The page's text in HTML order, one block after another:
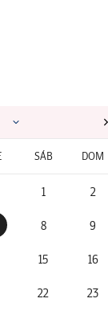
SÁB DOM
1 2
8 9
15 16
22 23